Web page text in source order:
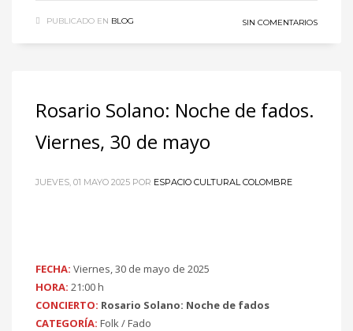
PUBLICADO EN BLOG SIN COMENTARIOS
Rosario Solano: Noche de fados.
Viernes, 30 de mayo
JUEVES, 01 MAYO 2025 POR ESPACIO CULTURAL COLOMBRE
FECHA: Viernes, 30 de mayo de 2025
HORA: 21:00 h
CONCIERTO: Rosario Solano: Noche de fados
CATEGORÍA: Folk / Fado